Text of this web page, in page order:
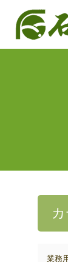
業務